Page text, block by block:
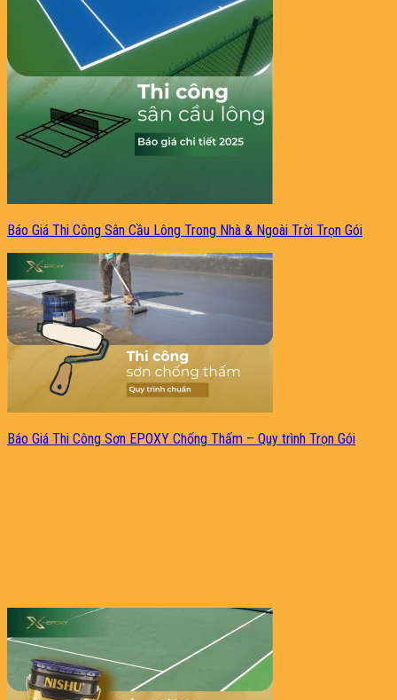
Báo Giá Thi Công Sân Cầu Lông Trong Nhà & Ngoài Trời Trọn Gói
Báo Giá Thi Công Sơn EPOXY Chống Thấm – Quy trình Trọn Gói